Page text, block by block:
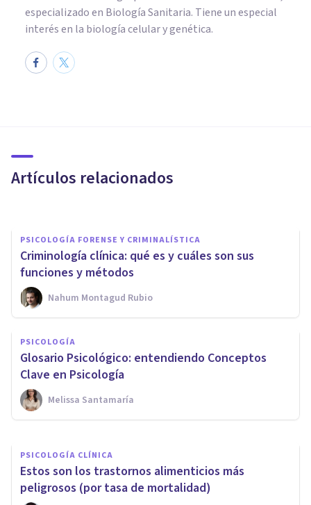
especializado en Biología Sanitaria. Tiene un especial
interés en la biología celular y genética.
Artículos relacionados
posible alternativa al DSM
PSICOLOGÍA FORENSE Y CRIMINALÍSTICA
Criminología clínica: qué es y cuáles son sus
funciones y métodos
Nahum Montagud Rubio
PSICOLOGÍA
Glosario Psicológico: entendiendo Conceptos
Clave en Psicología
Melissa Santamaría
PSICOLOGÍA CLÍNICA
Una nueva tecnología detecta
el Parkinson 15 años antes con
IA
Nerea Moreno
PSICOLOGÍA CLÍNICA
Estos son los trastornos alimenticios más
peligrosos (por tasa de mortalidad)